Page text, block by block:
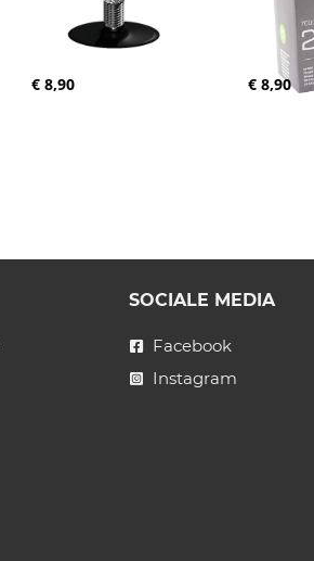
€ 8,90 € 8,90
SOCIALE MEDIA
Facebook
Instagram